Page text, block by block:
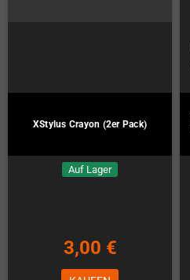
XStylus Crayon (2er Pack)
Auf Lager
3,00 €